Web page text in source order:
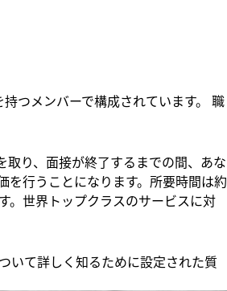
つメンバーで構成されています。 職
り、面接が終了するまでの間、あな
を行うことになります。所要時間は約
。世界トップクラスのサービスに対
いて詳しく知るために設定された質